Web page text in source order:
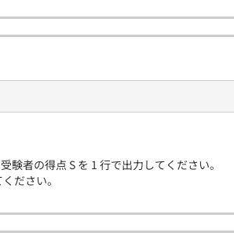
験者の得点 S を 1 行で出力してください。
ださい。